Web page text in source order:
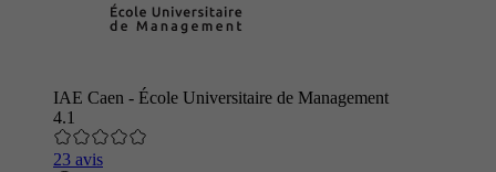
IAE Caen - École Universitaire de Management
4.1
23 avis